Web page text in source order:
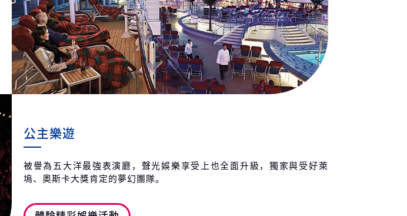
公主樂遊
被譽為五大洋最強表演廳，聲光娛樂享受上也全面升級，獨家與受好萊
塢、奧斯卡大獎肯定的夢幻團隊。